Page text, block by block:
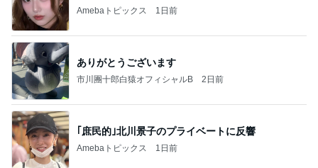
Amebaトピックス 1日前
ありがとうございます
市川團十郎白猿オフィシャルB 2日前
｢庶民的｣北川景子のプライベートに反響
Amebaトピックス 1日前